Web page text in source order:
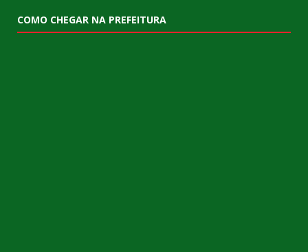
COMO CHEGAR NA PREFEITURA